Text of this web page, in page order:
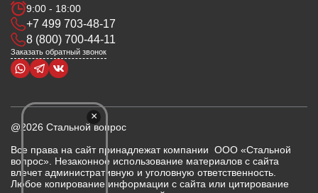
9:00 - 18:00
+7 499 703-48-17
8 (800) 700-44-11
Заказать обратный звонок
@2026 Стальной вопрос
Все права на сайт принадлежат компании ООО «Стальной
вопрос». Незаконное использование материалов с сайта
влечет административную и уголовную ответственность.
Любое копирование информации с сайта или цитирование
×